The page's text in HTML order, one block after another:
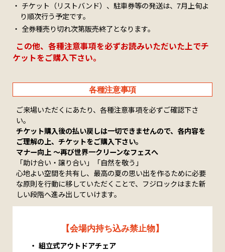
チケット（リストバンド）、駐車券等の発送は、7月上旬よ
り順次行う予定です。
全券種売り切れ次第販売終了となります。
この他、各種注意事項を必ずお読みいただいた上でチ
ケットをご購入下さい。
各種注意事項
ご来場いただくにあたり、各種注意事項を必ずご確認下さ
い。
チケット購入後の払い戻しは一切できませんので、各内容を
ご理解の上、チケットをご購入下さい。
マナー向上 〜再び世界一クリーンなフェスへ
「助け合い・譲り合い」「自然を敬う」
心地よい空間を共有し、最高の夏の思い出を作るために必要
な原則を行動に移していただくことで、フジロックはまた新
しい段階へ進み出していけます。
【会場内持ち込み禁止物】
組立式アウトドアチェア